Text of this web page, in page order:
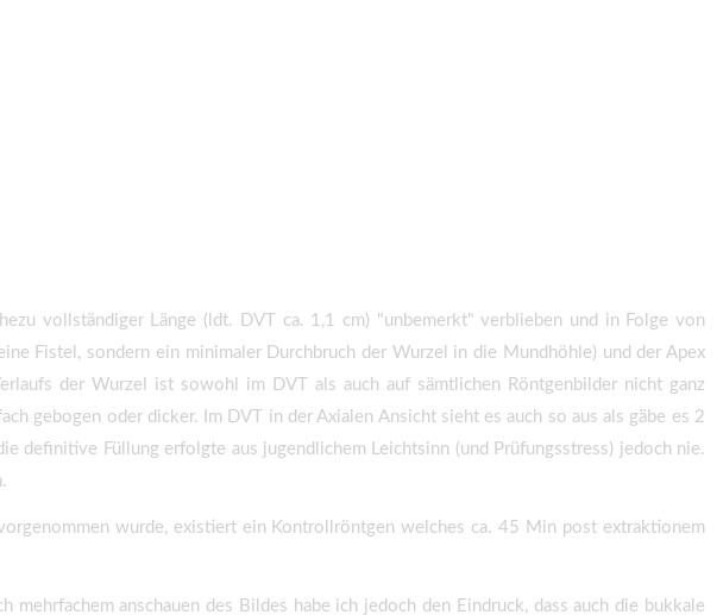
vollständiger Länge (ldt. DVT ca. 1,1 cm) "unbemerkt" verblieben und in Folge von
Fistel, sondern ein minimaler Durchbruch der Wurzel in die Mundhöhle) und der Apex
der Wurzel ist sowohl im DVT als auch auf sämtlichen Röntgenbilder nicht ganz
gebogen oder dicker. Im DVT in der Axialen Ansicht sieht es auch so aus als gäbe es 2
definitive Füllung erfolgte aus jugendlichem Leichtsinn (und Prüfungsstress) jedoch nie.
wurde, existiert ein Kontrollröntgen welches ca. 45 Min post extraktionem
anschauen des Bildes habe ich jedoch den Eindruck, dass auch die bukkale